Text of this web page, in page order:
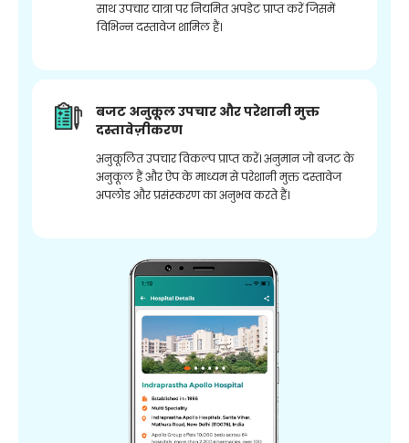
साथ उपचार यात्रा पर नियमित अपडेट प्राप्त करें जिसमें
विभिन्न दस्तावेज शामिल हैं।
बजट अनुकूल उपचार और परेशानी मुक्त
दस्तावेज़ीकरण
अनुकूलित उपचार विकल्प प्राप्त करें। अनुमान जो बजट के
अनुकूल हैं और ऐप के माध्यम से परेशानी मुक्त दस्तावेज
अपलोड और प्रसंस्करण का अनुभव करते हैं।